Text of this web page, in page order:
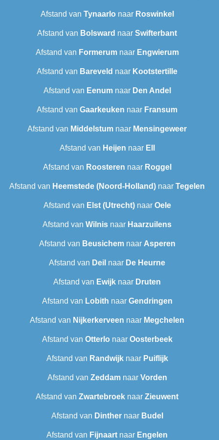
Afstand van Tynaarlo naar Roswinkel
Afstand van Bolsward‎ naar Swifterbant
Afstand van Formerumnaar Engwierum
Afstand van Bareveld naar Kootstertille
Afstand van Eenumnaar Den Andel
Afstand van Gaarkeuken naar Fransum
Afstand van Middelstum naar Mensingeweer
Afstand van Heijen naar Ell
Afstand van Roosteren naar Roggel
Afstand van Heemstede (Noord-Holland) naar Tegelen
Afstand van Elst (Utrecht)naar Oele
Afstand van Wilnis naar Haarzuilens
Afstand van Beusichemnaar Asperen
Afstand van Deil naar De Heurne
Afstand van Ewijk naar Druten
Afstand van Lobith naar Gendringen
Afstand van Nijkerkerveen naar Megchelen
Afstand van Otterlo naar Oosterbeek
Afstand van Randwijknaar Puiflijk
Afstand van Zeddamnaar Vorden
Afstand van Zwartebroek naar Zieuwent
Afstand van Dinthernaar Budel
Afstand van Fijnaart naar Engelen